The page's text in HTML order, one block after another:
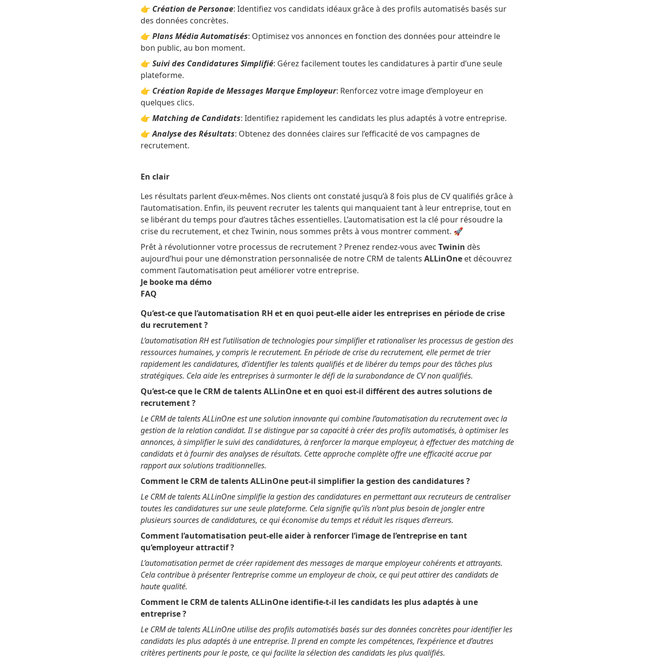
👉 Création de Personae: Identifiez vos candidats idéaux grâce à des profils automatisés basés sur
des données concrètes.
👉 Plans Média Automatisés: Optimisez vos annonces en fonction des données pour atteindre le
bon public, au bon moment.
👉 Suivi des Candidatures Simplifié: Gérez facilement toutes les candidatures à partir d’une seule
plateforme.
👉 Création Rapide de Messages Marque Employeur: Renforcez votre image d’employeur en
quelques clics.
👉 Matching de Candidats: Identifiez rapidement les candidats les plus adaptés à votre entreprise.
👉 Analyse des Résultats: Obtenez des données claires sur l’efficacité de vos campagnes de
recrutement.
En clair
Les résultats parlent d’eux-mêmes. Nos clients ont constaté jusqu’à 8 fois plus de CV qualifiés grâce à
l’automatisation. Enfin, ils peuvent recruter les talents qui manquaient tant à leur entreprise, tout en
se libérant du temps pour d’autres tâches essentielles. L’automatisation est la clé pour résoudre la
crise du recrutement, et chez Twinin, nous sommes prêts à vous montrer comment. 🚀
Prêt à révolutionner votre processus de recrutement ? Prenez rendez-vous avec Twinin dès
aujourd’hui pour une démonstration personnalisée de notre CRM de talents ALLinOne et découvrez
comment l’automatisation peut améliorer votre entreprise.
Je booke ma démo
FAQ
Qu’est-ce que l’automatisation RH et en quoi peut-elle aider les entreprises en période de crise
du recrutement ?
L’automatisation RH est l’utilisation de technologies pour simplifier et rationaliser les processus de gestion des
ressources humaines, y compris le recrutement. En période de crise du recrutement, elle permet de trier
rapidement les candidatures, d’identifier les talents qualifiés et de libérer du temps pour des tâches plus
stratégiques. Cela aide les entreprises à surmonter le défi de la surabondance de CV non qualifiés.
Qu’est-ce que le CRM de talents ALLinOne et en quoi est-il différent des autres solutions de
recrutement ?
Le CRM de talents ALLinOne est une solution innovante qui combine l’automatisation du recrutement avec la
gestion de la relation candidat. Il se distingue par sa capacité à créer des profils automatisés, à optimiser les
annonces, à simplifier le suivi des candidatures, à renforcer la marque employeur, à effectuer des matching de
candidats et à fournir des analyses de résultats. Cette approche complète offre une efficacité accrue par
rapport aux solutions traditionnelles.
Comment le CRM de talents ALLinOne peut-il simplifier la gestion des candidatures ?
Le CRM de talents ALLinOne simplifie la gestion des candidatures en permettant aux recruteurs de centraliser
toutes les candidatures sur une seule plateforme. Cela signifie qu’ils n’ont plus besoin de jongler entre
plusieurs sources de candidatures, ce qui économise du temps et réduit les risques d’erreurs.
Comment l’automatisation peut-elle aider à renforcer l’image de l’entreprise en tant
qu’employeur attractif ?
L’automatisation permet de créer rapidement des messages de marque employeur cohérents et attrayants.
Cela contribue à présenter l’entreprise comme un employeur de choix, ce qui peut attirer des candidats de
haute qualité.
Comment le CRM de talents ALLinOne identifie-t-il les candidats les plus adaptés à une
entreprise ?
Le CRM de talents ALLinOne utilise des profils automatisés basés sur des données concrètes pour identifier les
candidats les plus adaptés à une entreprise. Il prend en compte les compétences, l’expérience et d’autres
critères pertinents pour le poste, ce qui facilite la sélection des candidats les plus qualifiés.